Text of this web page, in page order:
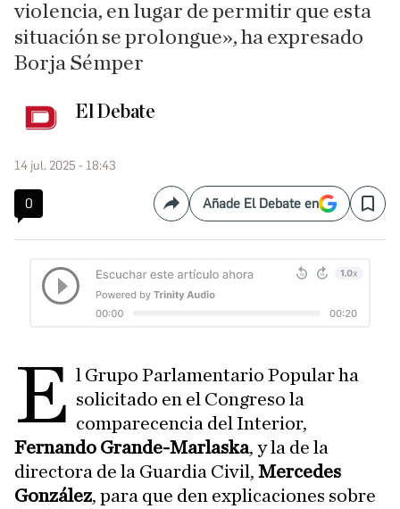
violencia, en lugar de permitir que esta
situación se prolongue», ha expresado
Borja Sémper
El Debate
14 jul. 2025 - 18:43
0 CompartirAñade El Debate en Save
E l Grupo Parlamentario Popular ha
solicitado en el Congreso la
comparecencia del Interior,
Fernando Grande-Marlaska, y la de la
directora de la Guardia Civil, Mercedes
González, para que den explicaciones sobre